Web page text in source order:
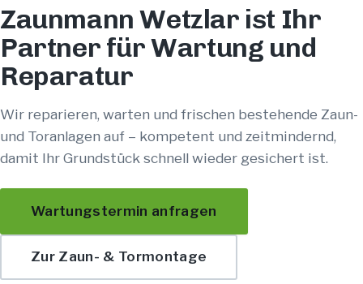
Zaunmann Wetzlar ist Ihr
Partner für Wartung und
Reparatur
Wir reparieren, warten und frischen bestehende Zaun-
und Toranlagen auf – kompetent und zeitmindernd,
damit Ihr Grundstück schnell wieder gesichert ist.
Wartungstermin anfragen
Zur Zaun- & Tormontage